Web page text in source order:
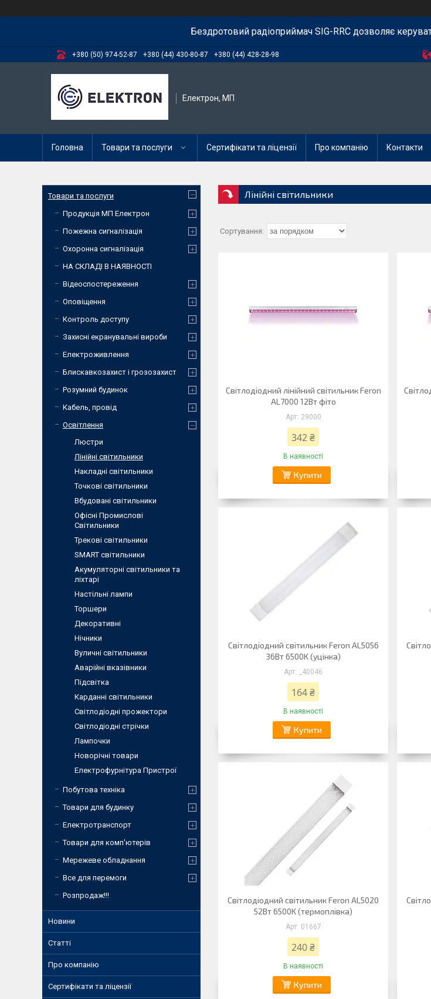
Бездротовий радіоприймач SIG-RRC дозволяє
+380 (50) 974-52-87 +380 (44) 430-80-87 +380 (44) 428-28-98
Електрон, МП
Головна Товари та послуги Сертифікати та ліцензії Про компанію Контакти
Лінійні світильники
Світлодіодний лінійний світильник Feron
AL7000 12Вт фіто
29000
342 ₴
В наявності
Купити
Світлодіодний світильник Feron AL5056
36Вт 6500K (уцінка)
_40046
164 ₴
В наявності
Купити
Світлодіодний світильник Feron AL5020
52Вт 6500K (термоплівка)
01667
240 ₴
В наявності
Купити
Товари та послуги
Продукція МП Електрон
Пожежна сигналізація
Охоронна сигналізація
НА СКЛАДІ В НАЯВНОСТІ
Відеоспостереження
Оповіщення
Контроль доступу
Захисні екранувальні вироби
Електроживлення
Блискавкозахист і грозозахист
Розумний будинок
Кабель, провід
Освітлення
Люстри
Лінійні світильники
Накладні світильники
Точкові світильники
Вбудовані світильники
Офісні Промислові
Світильники
Трекові світильники
SMART світильники
Акумуляторні світильники та
ліхтарі
Настільні лампи
Торшери
Декоративні
Нічники
Вуличні світильники
Аварійні вказівники
Підсвітка
Карданні світильники
Світлодіодні прожектори
Світлодіодні стрічки
Лампочки
Новорічні товари
Електрофурнітура Пристрої
Побутова техніка
Товари для будинку
Електротранспорт
Товари для комп'ютерів
Мережеве обладнання
Все для перемоги
Розпродаж!!!
Новини
Статті
Про компанію
Сертифікати та ліцензії